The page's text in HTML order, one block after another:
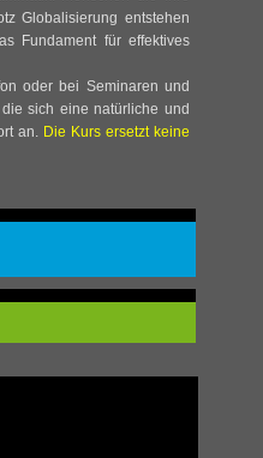
Globalisierung entstehen
Fundament für effektives
oder bei Seminaren und
sich eine natürliche und
an. Die Kurs ersetzt keine